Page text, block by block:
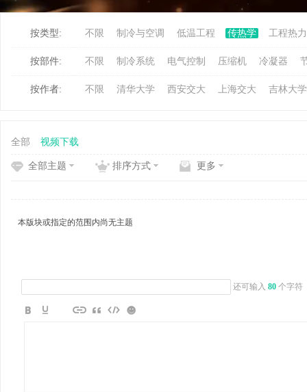
按类型: 不限 制冷与空调 低温工程 传热学 工程热
按部件: 不限 制冷系统 电气控制 压缩机 冷凝器
按作者: 不限 清华大学 西安交大 上海交大 吉林大学
全部 视频下载
全部主题 排序方式 更多
本版块或指定的范围内尚无主题
还可输入 80 个字符